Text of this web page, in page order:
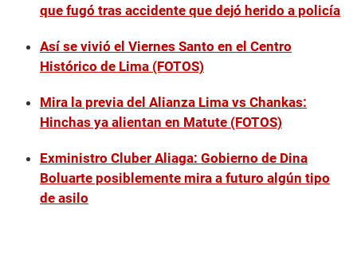
que fugó tras accidente que dejó herido a policía
Así se vivió el Viernes Santo en el Centro
Histórico de Lima (FOTOS)
Mira la previa del Alianza Lima vs Chankas:
Hinchas ya alientan en Matute (FOTOS)
Exministro Cluber Aliaga: Gobierno de Dina
Boluarte posiblemente mira a futuro algún tipo
de asilo